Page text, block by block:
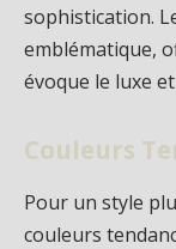
sophistication.
emblématique,
évoque le luxe
Couleurs
Pour un style
couleurs